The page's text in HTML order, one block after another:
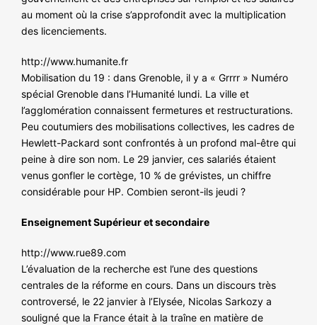
au moment où la crise s’approfondit avec la multiplication
des licenciements.
http://www.humanite.fr
Mobilisation du 19 : dans Grenoble, il y a « Grrrr » Numéro
spécial Grenoble dans l’Humanité lundi. La ville et
l’agglomération connaissent fermetures et restructurations.
Peu coutumiers des mobilisations collectives, les cadres de
Hewlett-Packard sont confrontés à un profond mal-être qui
peine à dire son nom. Le 29 janvier, ces salariés étaient
venus gonfler le cortège, 10 % de grévistes, un chiffre
considérable pour HP. Combien seront-ils jeudi ?
Enseignement Supérieur et secondaire
http://www.rue89.com
L’évaluation de la recherche est l’une des questions
centrales de la réforme en cours. Dans un discours très
controversé, le 22 janvier à l’Elysée, Nicolas Sarkozy a
souligné que la France était à la traîne en matière de